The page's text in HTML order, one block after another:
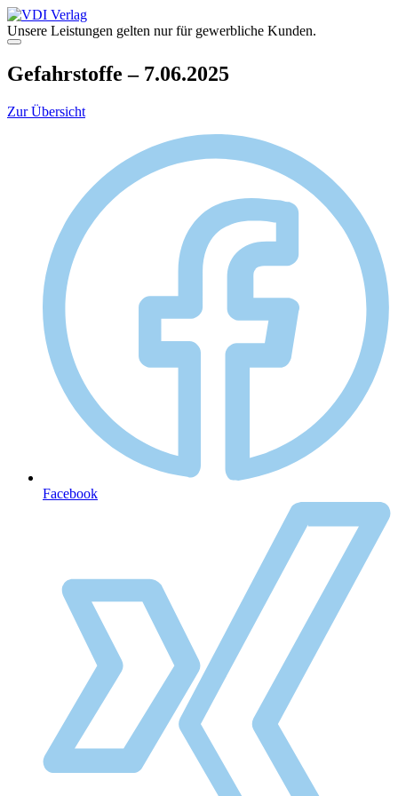
Zum
Inhalt
springen
Unsere Leistungen gelten nur für gewerbliche Kunden.
Menü
Gefahrstoffe – 7.06.2025
Zur Übersicht
Facebook